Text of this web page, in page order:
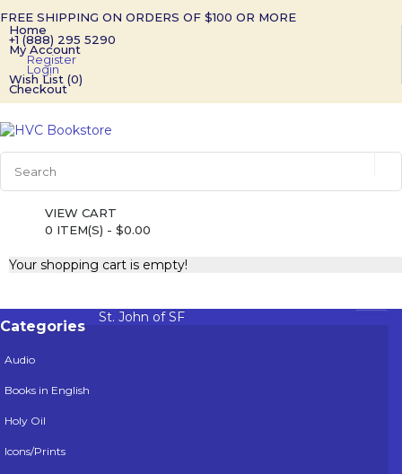
FREE SHIPPING ON ORDERS OF $100 OR MORE
Home
+1 (888) 295 5290
My Account
Register
Login
Wish List (0)
Checkout
VIEW CART
0 ITEM(S) - $0.00
Your shopping cart is empty!
Categories
St. John of SF
Audio
Books in English
Holy Oil
Icons/Prints